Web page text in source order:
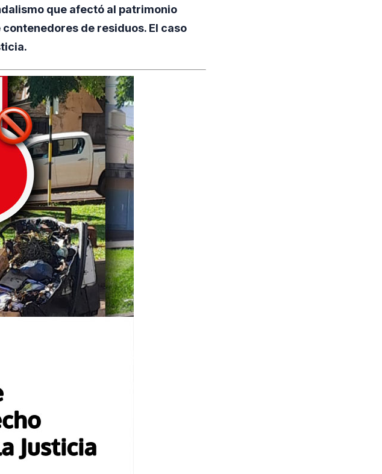
que afectó al patrimonio
de residuos. El caso